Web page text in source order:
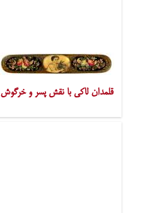
قلمدان لاکی با نقش پسر و خرگوش